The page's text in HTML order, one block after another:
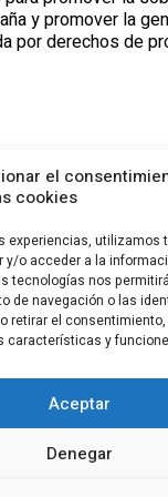
el
cookies
experiencias, utilizamos
o acceder a la
tecnologías nos
de navegación o las
retirar el
características y
Aceptar
Denegar
y promover la
por derechos de
3